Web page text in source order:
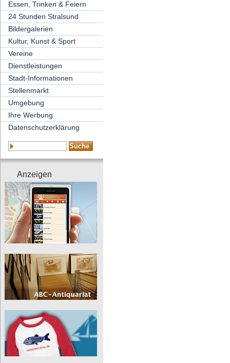
Essen, Trinken & Feiern
24 Stunden Stralsund
Bildergalerien
Kultur, Kunst & Sport
Vereine
Dienstleistungen
Stadt-Informationen
Stellenmarkt
Umgebung
Ihre Werbung
Datenschutzerklärung
Anzeigen